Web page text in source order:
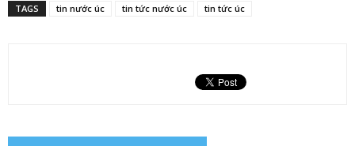
TAGS tin nước úc tin tức nước úc tin tức úc